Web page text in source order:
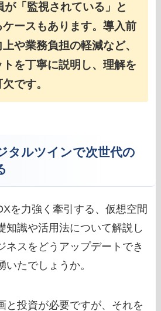
「監視されている」と
ースもあります。導入前
や業務負担の軽減など、
を丁寧に説明し、理解を
です。
タルツインで次世代の
を力強く牽引する、仮想空間
知識や活用法について解説し
ネスをどうアップデートでき
いたでしょうか。
と投資が必要ですが、それを